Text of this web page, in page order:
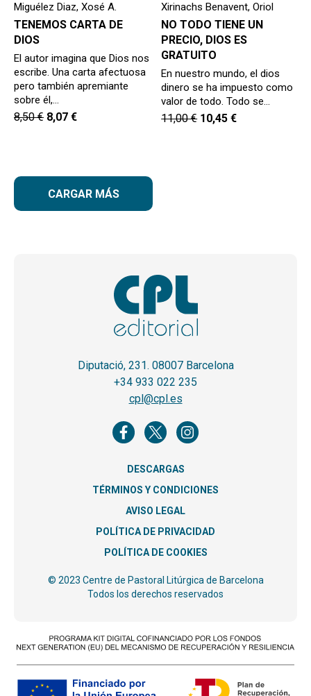
Miguélez Diaz, Xosé A.
TENEMOS CARTA DE
DIOS
El autor imagina que Dios nos
escribe. Una carta afectuosa
pero también apremiante
sobre él,…
8,50€ 8,07 €
Xirinachs Benavent, Oriol
NO TODO TIENE UN
PRECIO, DIOS ES
GRATUITO
En nuestro mundo, el dios
dinero se ha impuesto como
valor de todo. Todo se…
11,00€ 10,45€
CARGAR MÁS
Diputació, 231. 08007 Barcelona
+34 933 022 235
cpl@cpl.es
DESCARGAS
TÉRMINOS Y CONDICIONES
AVISO LEGAL
POLÍTICA DE PRIVACIDAD
POLÍTICA DE COOKIES
© 2023 Centre de Pastoral Litúrgica de Barcelona
Todos los derechos reservados